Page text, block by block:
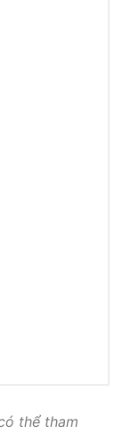
thể tham